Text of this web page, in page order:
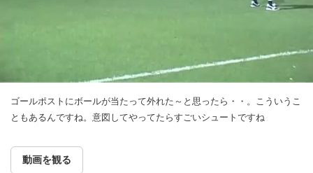
ゴールポストにボールが当たって外れた～と思ったら・・。こういうこ
ともあるんですね。意図してやってたらすごいシュートですね
動画を観る